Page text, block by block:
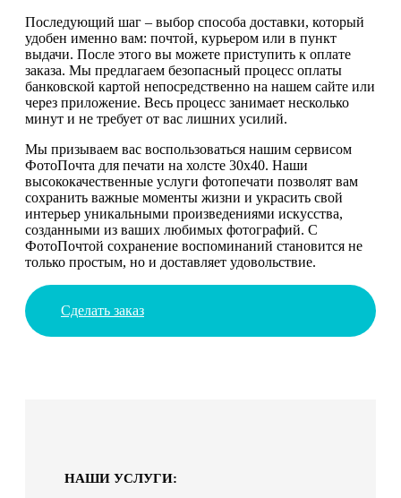
Последующий шаг – выбор способа доставки, который
удобен именно вам: почтой, курьером или в пункт
выдачи. После этого вы можете приступить к оплате
заказа. Мы предлагаем безопасный процесс оплаты
банковской картой непосредственно на нашем сайте или
через приложение. Весь процесс занимает несколько
минут и не требует от вас лишних усилий.
Мы призываем вас воспользоваться нашим сервисом
ФотоПочта для печати на холсте 30х40. Наши
высококачественные услуги фотопечати позволят вам
сохранить важные моменты жизни и украсить свой
интерьер уникальными произведениями искусства,
созданными из ваших любимых фотографий. С
ФотоПочтой сохранение воспоминаний становится не
только простым, но и доставляет удовольствие.
Сделать заказ
НАШИ УСЛУГИ: